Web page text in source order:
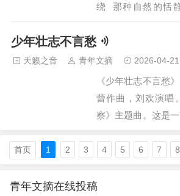
绕 那种自然的恬静和安逸。柔缓的音
乐，轻轻的波动我
缓起伏如同湖水在
的，陶醉的，享受
起，人的心仿佛
高，好想翱翔在万
拘束，任意的驰骋。 来自于Amalunai (
大地》专辑当年聆
肆的流泪…
少年壮志不言愁
天籁之音 青年文摘 2026-04-21
《少年壮志不言愁
蕾作曲，刘欢演唱
察》主题曲。这是
歌。其风格豪迈粗
愁》这首歌的歌词
首页 1 2 3 4 5 6 7 8
青年文摘在线投稿